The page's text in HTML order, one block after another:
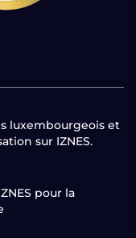
luxembourgeois et
sur IZNES.
pour la